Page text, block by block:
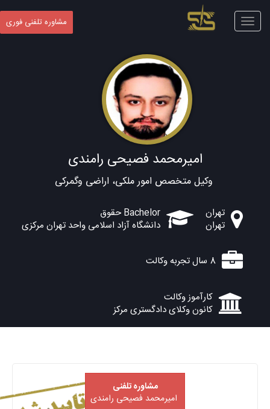
Toggle
navigation
مشاوره تلفنی فوری
امیرمحمد فصیحی رامندی
وکیل متخصص امور ملکی، اراضی وگمرکی
تهران
تهران
Bachelor حقوق
دانشگاه آزاد اسلامی واحد تهران مرکزی
8 سال تجربه وکالت
کارآموز وکالت
کانون وکلای دادگستری مرکز
مشاوره تلفنی
امیرمحمد فصیحی رامندی